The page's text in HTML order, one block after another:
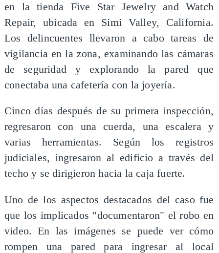
en la tienda Five Star Jewelry and Watch
Repair, ubicada en Simi Valley, California.
Los delincuentes llevaron a cabo tareas de
vigilancia en la zona, examinando las cámaras
de seguridad y explorando la pared que
conectaba una cafetería con la joyería.
Cinco días después de su primera inspección,
regresaron con una cuerda, una escalera y
varias herramientas. Según los registros
judiciales, ingresaron al edificio a través del
techo y se dirigieron hacia la caja fuerte.
Uno de los aspectos destacados del caso fue
que los implicados "documentaron" el robo en
video. En las imágenes se puede ver cómo
rompen una pared para ingresar al local